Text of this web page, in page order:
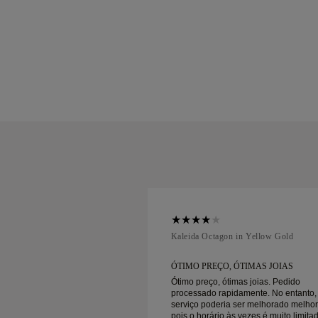
Kaleida Octagon in Yellow Gold
ÓTIMO PREÇO, ÓTIMAS JOIAS
Ótimo preço, ótimas joias. Pedido
processado rapidamente. No entanto,
serviço poderia ser melhorado melhor,
pois o horário às vezes é muito